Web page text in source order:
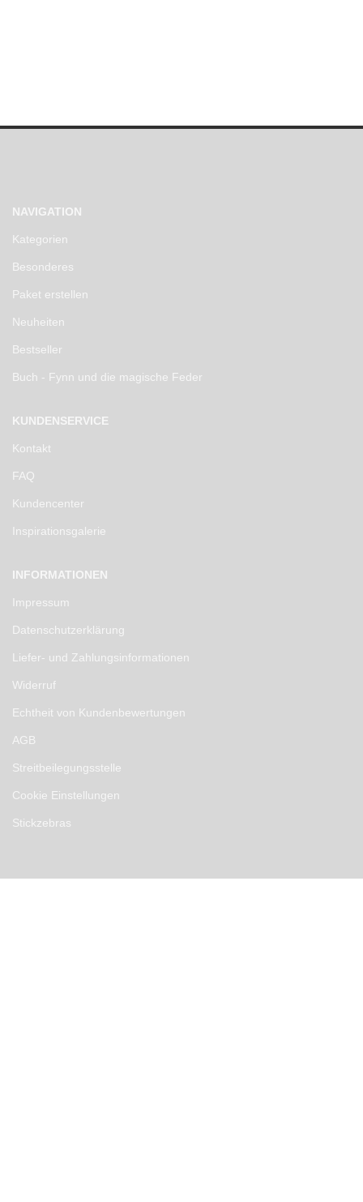
NAVIGATION
Kategorien
Besonderes
Paket erstellen
Neuheiten
Bestseller
Buch - Fynn und die magische Feder
KUNDENSERVICE
Kontakt
FAQ
Kundencenter
Inspirationsgalerie
INFORMATIONEN
Impressum
Datenschutzerklärung
Liefer- und Zahlungsinformationen
Widerruf
Echtheit von Kundenbewertungen
AGB
Streitbeilegungsstelle
Cookie Einstellungen
Stickzebras